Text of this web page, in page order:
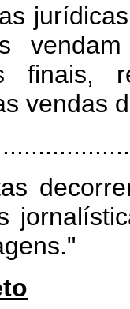
finais,
vendas